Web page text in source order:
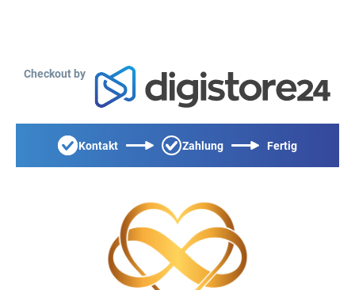
Checkout by
Kontakt Zahlung Fertig